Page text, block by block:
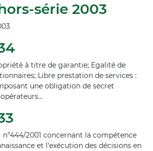
série 2003
à titre de garantie; Egalité de
Libre prestation de services :
une obligation de secret
n°444/2001 concernant la compétence
et l'exécution des décisions en